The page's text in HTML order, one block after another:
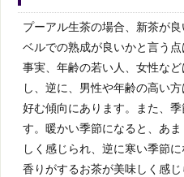
プーアル生茶の場合、新茶が
ベルでの熟成が良いかと言う点
事実、年齢の若い人、女性な
し、逆に、男性や年齢の高い
好む傾向にあります。また、
す。暖かい季節になると、あ
しく感じられ、逆に寒い季節
香りがするお茶が美味しく感じ